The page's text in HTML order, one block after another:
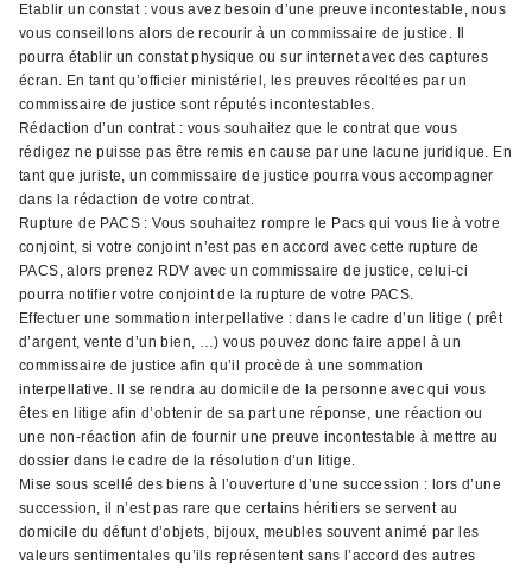
Etablir un constat : vous avez besoin d’une preuve incontestable, nous
vous conseillons alors de recourir à un commissaire de justice. Il
pourra établir un constat physique ou sur internet avec des captures
écran. En tant qu’officier ministériel, les preuves récoltées par un
commissaire de justice sont réputés incontestables.
Rédaction d’un contrat : vous souhaitez que le contrat que vous
rédigez ne puisse pas être remis en cause par une lacune juridique. En
tant que juriste, un commissaire de justice pourra vous accompagner
dans la rédaction de votre contrat.
Rupture de PACS : Vous souhaitez rompre le Pacs qui vous lie à votre
conjoint, si votre conjoint n’est pas en accord avec cette rupture de
PACS, alors prenez RDV avec un commissaire de justice, celui-ci
pourra notifier votre conjoint de la rupture de votre PACS.
Effectuer une sommation interpellative : dans le cadre d’un litige ( prêt
d’argent, vente d’un bien, …) vous pouvez donc faire appel à un
commissaire de justice afin qu’il procède à une sommation
interpellative. Il se rendra au domicile de la personne avec qui vous
êtes en litige afin d’obtenir de sa part une réponse, une réaction ou
une non-réaction afin de fournir une preuve incontestable à mettre au
dossier dans le cadre de la résolution d’un litige.
Mise sous scellé des biens à l’ouverture d’une succession : lors d’une
succession, il n’est pas rare que certains héritiers se servent au
domicile du défunt d’objets, bijoux, meubles souvent animé par les
valeurs sentimentales qu’ils représentent sans l’accord des autres